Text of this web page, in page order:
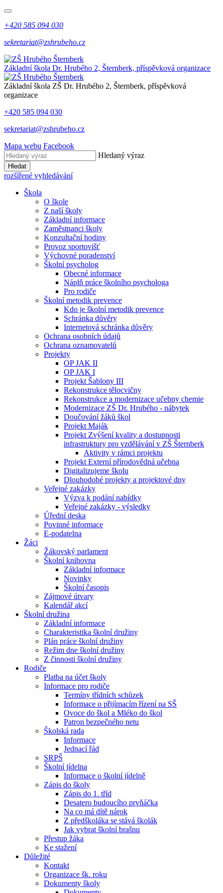
+420 585 094 030
sekretariat@zshrubeho.cz
Základní škola Dr. Hrubého 2, Šternberk, příspěvková organizace
Základní škola ZŠ Dr. Hrubého 2, Šternberk, příspěvková
organizace
+420 585 094 030
sekretariat@zshrubeho.cz
Mapa webu Facebook
Hledaný výraz
Hledat
rozšířené vyhledávání
Škola
O škole
Z naší školy
Základní informace
Zaměstnanci školy
Konzultační hodiny
Provoz sportovišť
Výchovné poradenství
Školní psycholog
Obecné informace
Náplň práce školního psychologa
Pro rodiče
Školní metodik prevence
Kdo je školní metodik prevence
Schránka důvěry
Internetová schránka důvěry
Ochrana osobních údajů
Ochrana oznamovatelů
Projekty
OP JAK II
OP JAK I
Projekt Šablony III
Rekonstrukce tělocvičny
Rekonstrukce a modernizace učebny chemie
Modernizace ZŠ Dr. Hrubého - nábytek
Doučování žáků škol
Projekt Maják
Projekt Zvýšení kvality a dostupnosti
infrastruktury pro vzdělávání v ZŠ Šternberk
Aktivity v rámci projektu
Projekt Externí přírodovědná učebna
Digitalizujeme školu
Dlouhodobé projekty a projektové dny
Veřejné zakázky
Výzva k podání nabídky
Veřejné zakázky - výsledky
Úřední deska
Povinné informace
E-podatelna
Žáci
Žákovský parlament
Školní knihovna
Základní informace
Novinky
Školní časopis
Zájmové útvary
Kalendář akcí
Školní družina
Základní informace
Charakteristika školní družiny
Plán práce školní družiny
Režim dne školní družiny
Z činnosti školní družiny
Rodiče
Platba na účet školy
Informace pro rodiče
Termíny třídních schůzek
Informace o přijímacím řízení na SŠ
Ovoce do škol a Mléko do škol
Patron bezpečného netu
Školská rada
Informace
Jednací řád
SRPŠ
Školní jídelna
Informace o školní jídelně
Zápis do školy
Zápis do 1. tříd
Desatero budoucího prvňáčka
Na co má dítě nárok
Z předškoláka se stává školák
Jak vybrat školní brašnu
Přestup žáka
Ke stažení
Důležité
Kontakt
Organizace šk. roku
Dokumenty školy